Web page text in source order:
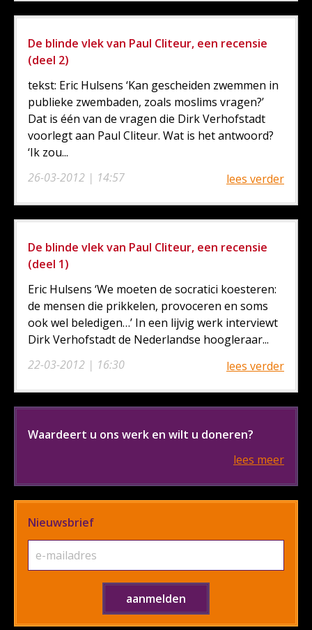
De blinde vlek van Paul Cliteur, een recensie
(deel 2)
26-03-2012 | 14:57
tekst: Eric Hulsens ‘Kan gescheiden zwemmen in
publieke zwembaden, zoals moslims vragen?’
Dat is één van de vragen die Dirk Verhofstadt
voorlegt aan Paul Cliteur. Wat is het antwoord?
‘Ik zou...
lees verder
De blinde vlek van Paul Cliteur, een recensie
(deel 1)
22-03-2012 | 16:30
Eric Hulsens ‘We moeten de socratici koesteren:
de mensen die prikkelen, provoceren en soms
ook wel beledigen…’ In een lijvig werk interviewt
Dirk Verhofstadt de Nederlandse hoogleraar...
lees verder
Waardeert u ons werk en wilt u doneren?
lees meer
Nieuwsbrief